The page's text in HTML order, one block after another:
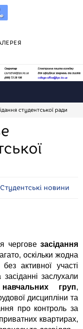
студентської ради
Студентські новини
черговезасідання
оскільки жодна
активної участі
заслухали
груп,
дисципліни та
про контроль за
квартирах,